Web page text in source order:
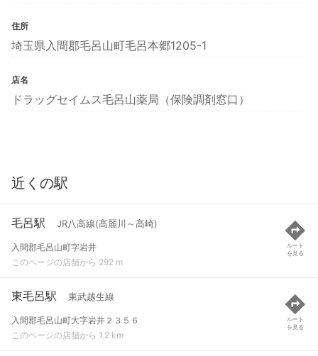
住所
埼玉県入間郡毛呂山町毛呂本郷1205-1
店名
ドラッグセイムス毛呂山薬局（保険調剤窓口）
近くの駅
毛呂駅 JR八高線(高麗川～高崎)
入間郡毛呂山町字岩井
このページの店舗から 292 m
ルート
を見る
東毛呂駅 東武越生線
入間郡毛呂山町大字岩井２３５６
このページの店舗から 1.2 km
ルート
を見る